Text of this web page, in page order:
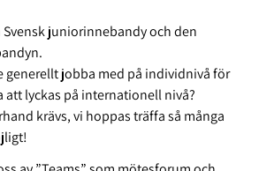
juniorinnebandy och den
generellt jobba med på individnivå för
lyckas på internationell nivå?
krävs, vi hoppas träffa så många